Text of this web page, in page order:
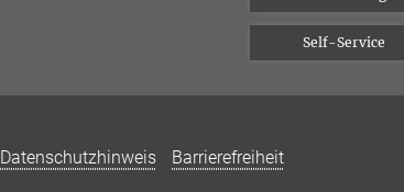
Self-Service
Datenschutzhinweis Barrierefreiheit